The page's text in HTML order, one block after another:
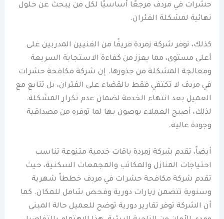
حشرات في مردف مرجعًا أساسيًا لكل من يبحث عن حلول
نهائية لمشكلة الفئران.
كذلك، توفر شركة زمردة فريقًا من الفنيين المدربين على
أعلى مستوى، مما يعزز من كفاءة الاستجابة السريعة
ومعالجة المشكلة من جذورها. إن شركة مكافحة حشرات
في مردف لا تكتفي فقط بالقضاء على الفئران، بل تتابع مع
العميل بعد انتهاء الخدمة لضمان عدم تكرار المشكلة.
لذلك، أصبح العملاء يوصون بها لما توفره من مصداقية
وجودة عالية.
أيضاً، تقدم شركة زمردة باقات خدمية متنوعة تناسب
احتياجات المنازل والمكاتب والمجمعات السكنية، حيث
تقدم شركة مكافحة حشرات في مردف خططاً شهرية
وسنوية تتضمن زيارات دورية وفحص شامل للمكان. كما
أن الشركة توفر تقارير دورية توضح للعميل حالة المبنى